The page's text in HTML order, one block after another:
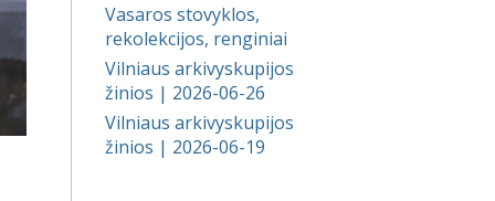
Vasaros stovyklos,
rekolekcijos, renginiai
Vilniaus arkivyskupijos
žinios | 2026-06-26
Vilniaus arkivyskupijos
žinios | 2026-06-19